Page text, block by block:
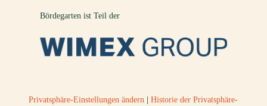
Bördegarten ist Teil der
Privatsphäre-Einstellungen ändern |Historie der Privatsphäre-